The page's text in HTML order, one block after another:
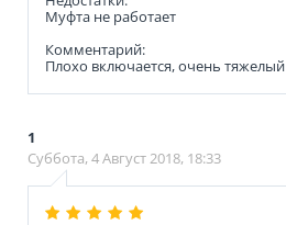
Муфта не работает
Комментарий:
Плохо включается, очень тяжелый
1
Суббота, 4 Август 2018, 18:33